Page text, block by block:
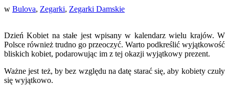
w Bulova, Zegarki, Zegarki Damskie
Dzień Kobiet na stałe jest wpisany w kalendarz wielu krajów. W
Polsce również trudno go przeoczyć. Warto podkreślić wyjątkowość
bliskich kobiet, podarowując im z tej okazji wyjątkowy prezent.
Ważne jest też, by bez względu na datę starać się, aby kobiety czuły
się wyjątkowo.